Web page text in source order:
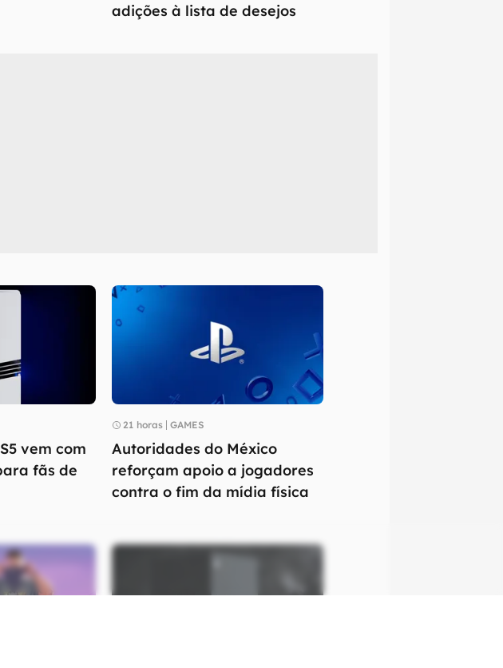
adições à lista de desejos
vem com
fãs de
21 horas GAMES
Autoridades do México
reforçam apoio a jogadores
contra o fim da mídia física